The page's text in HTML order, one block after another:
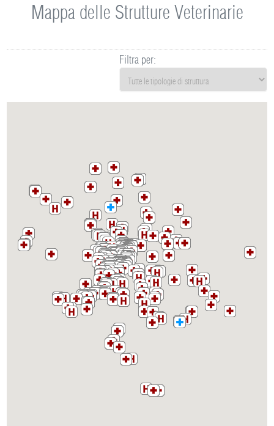
Mappa delle Strutture Veterinarie
Filtra per: